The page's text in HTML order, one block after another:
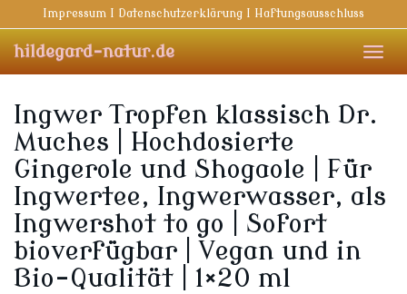
to
main
content
Impressum I Datenschutzerklärung I Haftungsausschluss
hildegard-natur.de
Ingwer Tropfen klassisch Dr.
Muches | Hochdosierte
Gingerole und Shogaole | Für
Ingwertee, Ingwerwasser, als
Ingwershot to go | Sofort
bioverfügbar | Vegan und in
Bio-Qualität | 1×20 ml